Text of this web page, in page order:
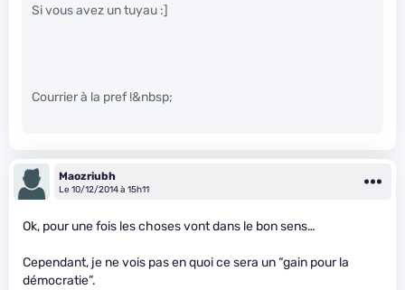
Si vous avez un tuyau :]
Courrier à la pref !&nbsp;
Maozriubh
Le 10/12/2014 à 15h11
Ok, pour une fois les choses vont dans le bon sens…
Cependant, je ne vois pas en quoi ce sera un “gain pour la
démocratie”.